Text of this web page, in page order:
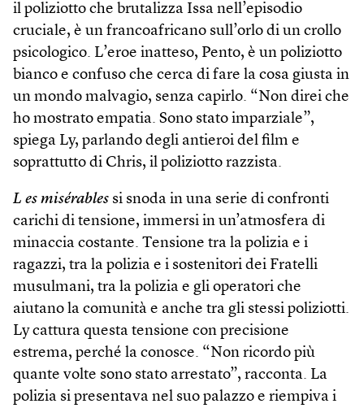
il poliziotto che brutalizza Issa nell’episodio
cruciale, è un francoafricano sull’orlo di un crollo
psicologico. L’eroe inatteso, Pento, è un poliziotto
bianco e confuso che cerca di fare la cosa giusta in
un mondo malvagio, senza capirlo. “Non direi che
ho mostrato empatia. Sono stato imparziale”,
spiega Ly, parlando degli antieroi del film e
soprattutto di Chris, il poliziotto razzista.
L es misérables si snoda in una serie di confronti
carichi di tensione, immersi in un’atmosfera di
minaccia costante. Tensione tra la polizia e i
ragazzi, tra la polizia e i sostenitori dei Fratelli
musulmani, tra la polizia e gli operatori che
aiutano la comunità e anche tra gli stessi poliziotti.
Ly cattura questa tensione con precisione
estrema, perché la conosce. “Non ricordo più
quante volte sono stato arrestato”, racconta. La
polizia si presentava nel suo palazzo e riempiva i